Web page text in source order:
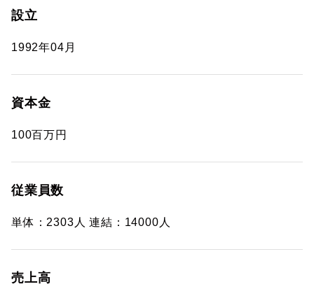
設立
1992年04月
資本金
100百万円
従業員数
単体：2303人 連結：14000人
売上高